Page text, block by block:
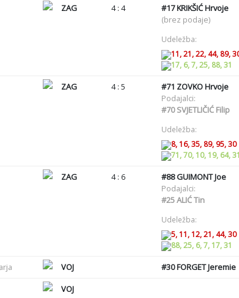
ZAG 4 : 4 #17KRIKŠIĆ Hrvoje
(brez podaje)
Udeležba:
11, 21, 22, 44, 89,
17, 6, 7, 25, 88, 31
ZAG 4 : 5 #71 ZOVKO Hrvoje
Podajalci:
#70SVJETLIČIĆ Filip
Udeležba:
8, 16, 35, 89, 95, 30
71, 70, 10, 19, 64,
ZAG 4 : 6 #88GUIMONT Joe
Podajalci:
#25ALIĆ Tin
Udeležba:
5, 11, 12, 21, 44, 30
88, 25, 6, 7, 17, 31
VOJ #30FORGET Jeremie
VOJ